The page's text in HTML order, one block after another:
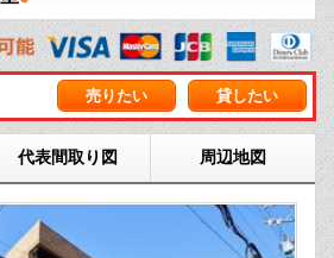
売りたい 貸したい
代表間取り図 周辺地図